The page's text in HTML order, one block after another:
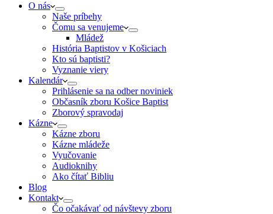
O nás
Naše príbehy
Čomu sa venujeme
Mládež
História Baptistov v Košiciach
Kto sú baptisti?
Vyznanie viery
Kalendár
Prihlásenie sa na odber noviniek
Občasník zboru Košice Baptist
Zborový spravodaj
Kázne
Kázne zboru
Kázne mládeže
Vyučovanie
Audioknihy
Ako čítať Bibliu
Blog
Kontakt
Čo očakávať od návštevy zboru